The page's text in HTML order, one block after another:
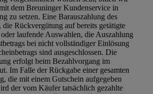
dem Breuninger Kundenservice in
zu setzen. Eine Barauszahlung des
die Rückvergütung auf bereits getätigte
laufende Auswahlen, die Auszahlung
bei nicht vollständiger Einlösung
sind ausgeschlossen. Die
erfolgt beim Bezahlvorgang im
Im Falle der Rückgabe einer gesamten
die mit einem Gutschein aufgegeben
der vom Käufer tatsächlich gezahlte